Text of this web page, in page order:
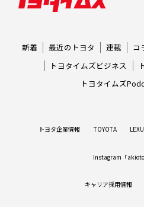
新着 最近のトヨタ 連載 コ
トヨタイムズビジネス
トヨタイムズ
トヨタ企業情報 TOYOTA
Instagram「
キャリア採用情報